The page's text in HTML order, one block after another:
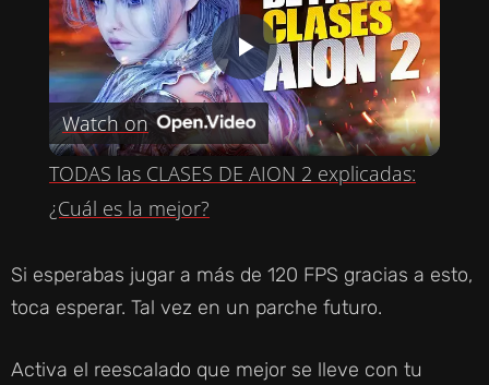
P
L
Y
Watch on
TODAS las CLASES DE AION 2 explicadas:
¿Cuál es la mejor?
Si esperabas jugar a más de 120 FPS gracias a esto,
toca esperar. Tal vez en un parche futuro.
Activa el reescalado que mejor se lleve con tu